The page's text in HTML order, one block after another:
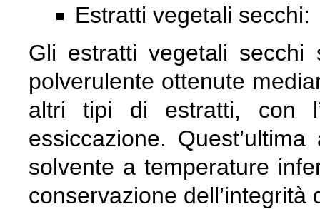
Estratti vegetali secchi:
Gli estratti vegetali secchi
polverulente ottenute
altri tipi di estratti, con
essiccazione.
solvente a temperature
conservazione